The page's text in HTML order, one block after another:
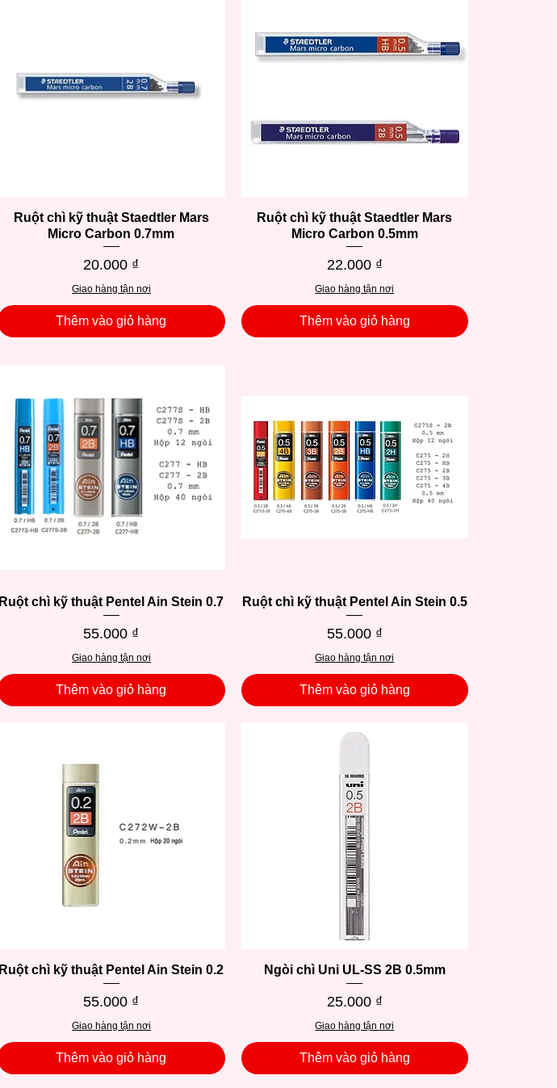
Xem nhanh
Ruột chì kỹ thuật Staedtler Mars
Micro Carbon 0.7mm
Giá
20.000 ₫
Giao hàng tận nơi
Thêm vào giỏ hàng
Xem nhanh
Ruột chì kỹ thuật Staedtler Mars
Micro Carbon 0.5mm
Giá
22.000 ₫
Giao hàng tận nơi
Thêm vào giỏ hàng
Xem nhanh
Ruột chì kỹ thuật Pentel Ain Stein 0.7
Giá
55.000 ₫
Giao hàng tận nơi
Thêm vào giỏ hàng
Xem nhanh
Ruột chì kỹ thuật Pentel Ain Stein 0.5
Giá
55.000 ₫
Giao hàng tận nơi
Thêm vào giỏ hàng
Xem nhanh
Ruột chì kỹ thuật Pentel Ain Stein 0.2
Giá
55.000 ₫
Giao hàng tận nơi
Thêm vào giỏ hàng
Xem nhanh
Ngòi chì Uni UL-SS 2B 0.5mm
Giá
25.000 ₫
Giao hàng tận nơi
Thêm vào giỏ hàng